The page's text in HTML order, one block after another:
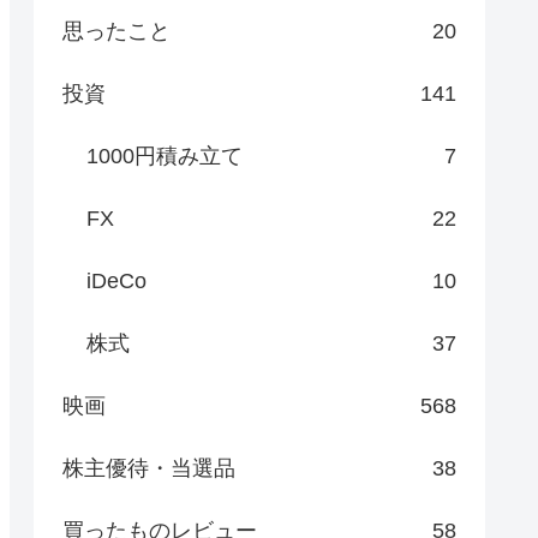
思ったこと 20
投資 141
1000円積み立て 7
FX 22
iDeCo 10
株式 37
映画 568
株主優待・当選品 38
買ったものレビュー 58